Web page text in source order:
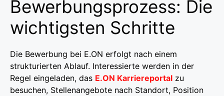
Bewerbungsprozess: Die
wichtigsten Schritte
Die Bewerbung bei E.ON erfolgt nach einem
strukturierten Ablauf. Interessierte werden in der
Regel eingeladen, das E.ON Karriereportal zu
besuchen, Stellenangebote nach Standort, Position